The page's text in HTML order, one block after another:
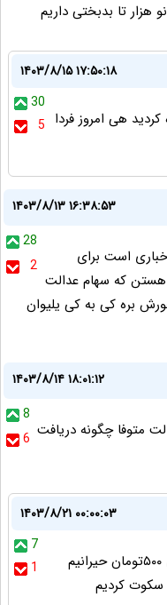
هزار تا بدبختی داریم
۱۴۰۳/۸/۱۵ ۱۷:۵۰:۱۸
30
5 هی امروز فردا
۱۴۰۳/۸/۱۳ ۱۶:۳۸:۵۳
28
2
است برای
هستن که سهام عدالت
بره کی به کی یلیوان
۱۴۰۳/۸/۱۴ ۱۸:۰۱:۱۲
8
6 متوفا چگونه دریافت
۱۴۰۳/۸/۲۱ ۰۰:۰۰:۰۳
7
1
این عدالت هست ن واقعان مابرای ۵۰۰تومان حیرانیم
سکوت کردیم